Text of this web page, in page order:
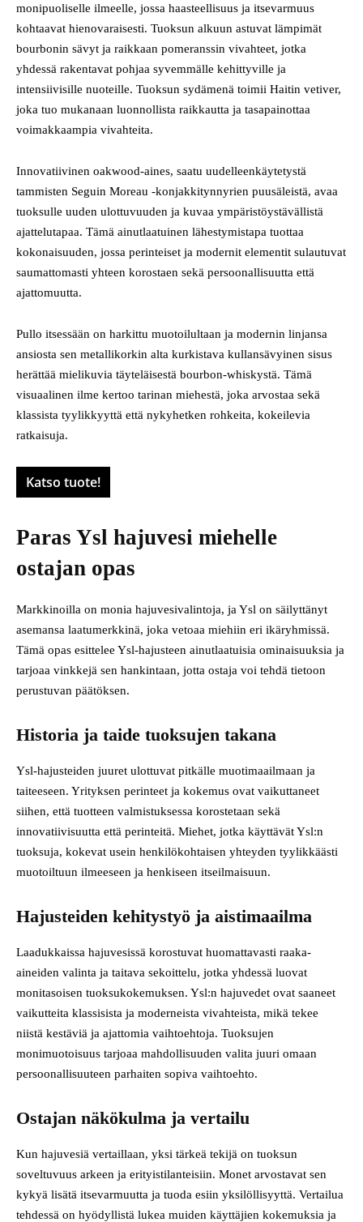
monipuoliselle ilmeelle, jossa haasteellisuus ja itsevarmuus
kohtaavat hienovaraisesti. Tuoksun alkuun astuvat lämpimät
bourbonin sävyt ja raikkaan pomeranssin vivahteet, jotka
yhdessä rakentavat pohjaa syvemmälle kehittyville ja
intensiivisille nuoteille. Tuoksun sydämenä toimii Haitin vetiver,
joka tuo mukanaan luonnollista raikkautta ja tasapainottaa
voimakkaampia vivahteita.
Innovatiivinen oakwood-aines, saatu uudelleenkäytetystä
tammisten Seguin Moreau -konjakkitynnyrien puusäleistä, avaa
tuoksulle uuden ulottuvuuden ja kuvaa ympäristöystävällistä
ajattelutapaa. Tämä ainutlaatuinen lähestymistapa tuottaa
kokonaisuuden, jossa perinteiset ja modernit elementit sulautuvat
saumattomasti yhteen korostaen sekä persoonallisuutta että
ajattomuutta.
Pullo itsessään on harkittu muotoilultaan ja modernin linjansa
ansiosta sen metallikorkin alta kurkistava kullansävyinen sisus
herättää mielikuvia täyteläisestä bourbon-whiskystä. Tämä
visuaalinen ilme kertoo tarinan miehestä, joka arvostaa sekä
klassista tyylikkyyttä että nykyhetken rohkeita, kokeilevia
ratkaisuja.
Katso tuote!
Paras Ysl hajuvesi miehelle
ostajan opas
Markkinoilla on monia hajuvesivalintoja, ja Ysl on säilyttänyt
asemansa laatumerkkinä, joka vetoaa miehiin eri ikäryhmissä.
Tämä opas esittelee Ysl-hajusteen ainutlaatuisia ominaisuuksia ja
tarjoaa vinkkejä sen hankintaan, jotta ostaja voi tehdä tietoon
perustuvan päätöksen.
Historia ja taide tuoksujen takana
Ysl-hajusteiden juuret ulottuvat pitkälle muotimaailmaan ja
taiteeseen. Yrityksen perinteet ja kokemus ovat vaikuttaneet
siihen, että tuotteen valmistuksessa korostetaan sekä
innovatiivisuutta että perinteitä. Miehet, jotka käyttävät Ysl:n
tuoksuja, kokevat usein henkilökohtaisen yhteyden tyylikkäästi
muotoiltuun ilmeeseen ja henkiseen itseilmaisuun.
Hajusteiden kehitystyö ja aistimaailma
Laadukkaissa hajuvesissä korostuvat huomattavasti raaka-
aineiden valinta ja taitava sekoittelu, jotka yhdessä luovat
monitasoisen tuoksukokemuksen. Ysl:n hajuvedet ovat saaneet
vaikutteita klassisista ja moderneista vivahteista, mikä tekee
niistä kestäviä ja ajattomia vaihtoehtoja. Tuoksujen
monimuotoisuus tarjoaa mahdollisuuden valita juuri omaan
persoonallisuuteen parhaiten sopiva vaihtoehto.
Ostajan näkökulma ja vertailu
Kun hajuvesiä vertaillaan, yksi tärkeä tekijä on tuoksun
soveltuvuus arkeen ja erityistilanteisiin. Monet arvostavat sen
kykyä lisätä itsevarmuutta ja tuoda esiin yksilöllisyyttä. Vertailua
tehdessä on hyödyllistä lukea muiden käyttäjien kokemuksia ja